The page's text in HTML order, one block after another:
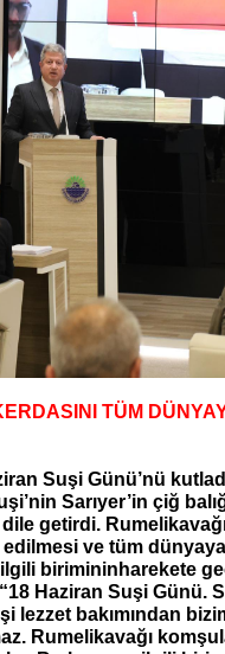
TÜM
Suşi Günü’nü
Sarıyer’in çiğ
getirdi.
ve tüm
birimininharekete
Haziran Suşi Günü.
lezzet bakımından
Rumelikavağı